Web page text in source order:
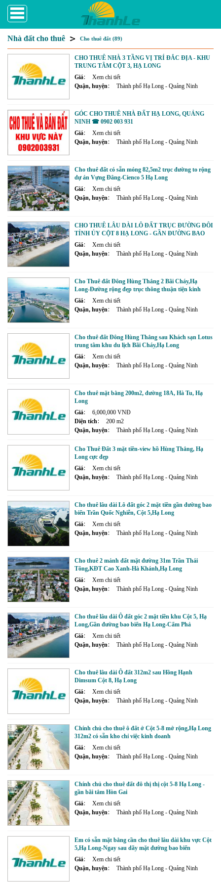
Nhà đất cho thuê Cho thuê đất (89)
CHO THUÊ NHÀ 3 TẦNG VỊ TRÍ ĐẮC ĐỊA - KHU
TRUNG TÂM CỘT 3, HẠ LONG
Giá
Xem chi tiết
Quận, huyện
Thành phố Hạ Long - Quảng Ninh
GÓC CHO THUÊ NHÀ ĐẤT HẠ LONG, QUẢNG
NINH ☎ 0902 003 931
Giá
Xem chi tiết
Quận, huyện
Thành phố Hạ Long - Quảng Ninh
Cho thuê đất có sẵn móng 82,5m2 trục đường to rộng
dự án Vựng Đâng-Cienco 5 Hạ Long
Giá
Xem chi tiết
Quận, huyện
Thành phố Hạ Long - Quảng Ninh
CHO THUÊ LÂU DÀI LÔ ĐẤT TRỤC ĐƯỜNG ĐÔI
TỈNH ỦY CỘT 8 HẠ LONG - GẦN ĐƯỜNG BAO
BIỂN VÀ BÃI TẮM
Giá
Xem chi tiết
Quận, huyện
Thành phố Hạ Long - Quảng Ninh
Cho Thuê đất Đông Hùng Thắng 2 Bãi Cháy,Hạ
Long-Đường rộng đẹp trục thông thuận tiện kinh
doanh
Giá
Xem chi tiết
Quận, huyện
Thành phố Hạ Long - Quảng Ninh
Cho thuê đất Đông Hùng Thắng sau Khách sạn Lotus
trung tâm khu du lịch Bãi Cháy,Hạ Long
Giá
Xem chi tiết
Quận, huyện
Thành phố Hạ Long - Quảng Ninh
Cho thuê mặt bằng 200m2, đường 18A, Hà Tu, Hạ
Long
Giá
6,000,000 VNĐ
Diện tích
200 m2
Quận, huyện
Thành phố Hạ Long - Quảng Ninh
Cho Thuê Đất 3 mặt tiền-view hồ Hùng Thắng, Hạ
Long cực đẹp
Giá
Xem chi tiết
Quận, huyện
Thành phố Hạ Long - Quảng Ninh
Cho thuê lâu dài Lô đất góc 2 mặt tiền gần đường bao
biển Trần Quốc Nghiễn, Cột 5,Hạ Long
Giá
Xem chi tiết
Quận, huyện
Thành phố Hạ Long - Quảng Ninh
Cho thuê 2 mảnh đất mặt đường 31m Trần Thái
Tông,KĐT Cao Xanh-Hà Khánh,Hạ Long
Giá
Xem chi tiết
Quận, huyện
Thành phố Hạ Long - Quảng Ninh
Cho thuê lâu dài Ô đất góc 2 mặt tiền khu Cột 5, Hạ
Long,Gần đường bao biển Hạ Long-Cẩm Phả
Giá
Xem chi tiết
Quận, huyện
Thành phố Hạ Long - Quảng Ninh
Cho thuê lâu dài Ô đất 312m2 sau Hồng Hạnh
Dimsum Cột 8, Hạ Long
Giá
Xem chi tiết
Quận, huyện
Thành phố Hạ Long - Quảng Ninh
Chính chủ cho thuê ô đất ở Cột 5-8 mở rộng,Hạ Long
312m2 có sẵn kho chỉ việc kinh doanh
Giá
Xem chi tiết
Quận, huyện
Thành phố Hạ Long - Quảng Ninh
Chính chủ cho thuê đất đô thị thị cột 5-8 Hạ Long -
gần bãi tắm Hòn Gai
Giá
Xem chi tiết
Quận, huyện
Thành phố Hạ Long - Quảng Ninh
Em có sẵn mặt bằng cần cho thuê lâu dài khu vực Cột
5,Hạ Long-Ngay sau dãy mặt đường bao biển
Giá
Xem chi tiết
Quận, huyện
Thành phố Hạ Long - Quảng Ninh